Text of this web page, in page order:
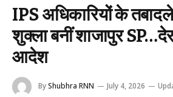
IPS अधिकारियों के
शुक्ला बनीं शाजापुर
आदेश
ByShubhra RNN July 4, 2026